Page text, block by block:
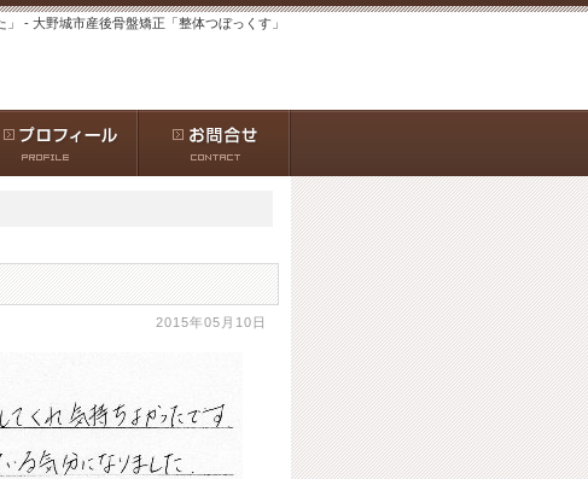
」 - 大野城市産後骨盤矯正「整体つぼっくす」
2015年05月10日